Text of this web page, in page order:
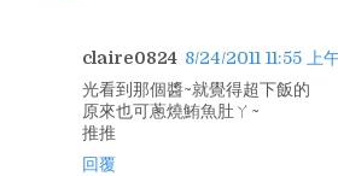
claire0824 8/24/2011 11:55 上
光看到那個醬~就覺得超下飯的
原來也可蔥燒鮪魚肚ㄚ~
推推
回覆